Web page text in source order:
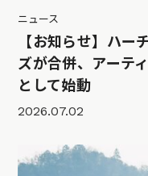
ニュース
【お知らせ】ハー
ズが合併、アーテ
として始動
2026.07.02